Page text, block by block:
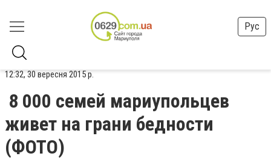
Рус
12:32, 30 вересня 2015 р.
8 000 семей мариупольцев
живет на грани бедности
(ФОТО)